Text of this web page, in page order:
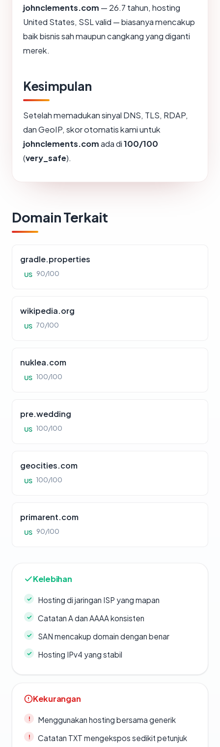
johnclements.com — 26.7 tahun, hosting
United States, SSL valid — biasanya mencakup
baik bisnis sah maupun cangkang yang diganti
merek.
Kesimpulan
Setelah memadukan sinyal DNS, TLS, RDAP,
dan GeoIP, skor otomatis kami untuk
johnclements.comada di100/100
(very_safe).
Domain Terkait
gradle.properties
US 90/100
wikipedia.org
US 70/100
nuklea.com
US 100/100
pre.wedding
US 100/100
geocities.com
US 100/100
primarent.com
US 90/100
Kelebihan
Hosting di jaringan ISP yang mapan
Catatan A dan AAAA konsisten
SAN mencakup domain dengan benar
Hosting IPv4 yang stabil
Kekurangan
Menggunakan hosting bersama generik
Catatan TXT mengekspos sedikit petunjuk